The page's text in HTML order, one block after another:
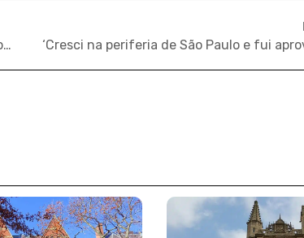
Curso de idiomas em São Paulo tem refugiados como professores